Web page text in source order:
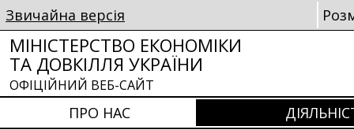
Звичайна версія
МІНІСТЕРСТВО ЕКОНОМІКИ
ТА ДОВКІЛЛЯ УКРАЇНИ
ОФІЦІЙНИЙ ВЕБ-САЙТ
ПРО НАС